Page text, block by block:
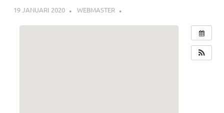
inhoud19 JANUARI 2020 WEBMASTER